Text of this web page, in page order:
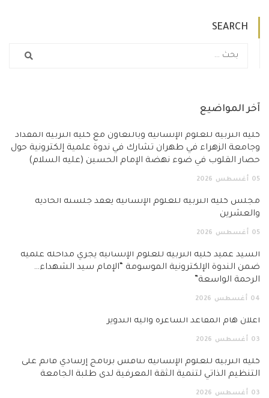
SEARCH
آخر المواضيع
كلية التربية للعلوم الإنسانية وبالتعاون مع كلية التربية المقداد
وجامعة الزهراء في طهران تشارك في ندوة علمية إلكترونية حول
حصار القلوب في ضوء نهضة الإمام الحسين (عليه السلام)
05 أغسطس 2026
مجلس كلية التربية للعلوم الإنسانية يعقد جلسته الحادية
والعشرين
05 أغسطس 2026
السيد عميد كلية التربية للعلوم الإنسانية يجري مداخلة علمية
ضمن الندوة الإلكترونية الموسومة “الإمام سيد الشهداء…
الرحمة الواسعة”
04 أغسطس 2026
اعلان هام المقاعد الشاغرة وآلية التدوير
03 أغسطس 2026
كلية التربية للعلوم الإنسانية تناقش برنامج إرشادي قائم على
التنظيم الذاتي لتنمية الثقة المعرفية لدى طلبة الجامعة
03 أغسطس 2026